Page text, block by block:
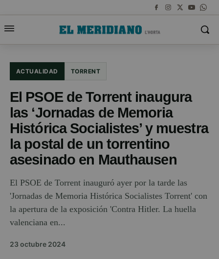
ACTUALIDAD TORRENT
El PSOE de Torrent inaugura
las ‘Jornadas de Memoria
Histórica Socialistes’ y muestra
la postal de un torrentino
asesinado en Mauthausen
El PSOE de Torrent inauguró ayer por la tarde las
'Jornadas de Memoria Histórica Socialistes Torrent' con
la apertura de la exposición 'Contra Hitler. La huella
valenciana en...
23 octubre 2024